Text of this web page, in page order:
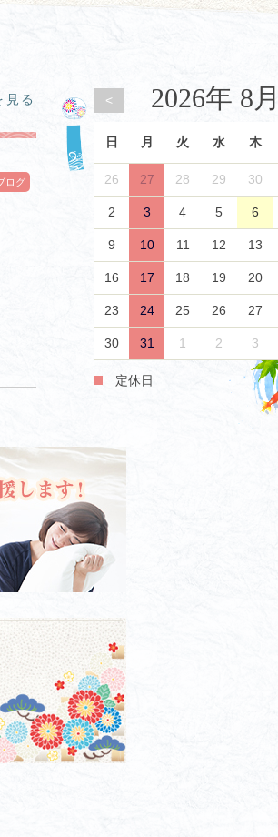
見る
ログ
< 2026年 8月
日 月 火 水 木
26 27 28 29 30
2 3 4 5 6
9 10 11 12 13
16 17 18 19 20
23 24 25 26 27
30 31 1 2 3
定休日